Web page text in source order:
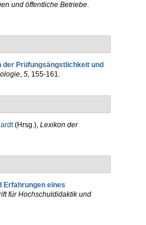
und öffentliche Betriebe.
der Prüfungsängstlichkeit und
, 5, 155-161.
(Hrsg.), Lexikon der
Erfahrungen eines
für Hochschuldidaktik und